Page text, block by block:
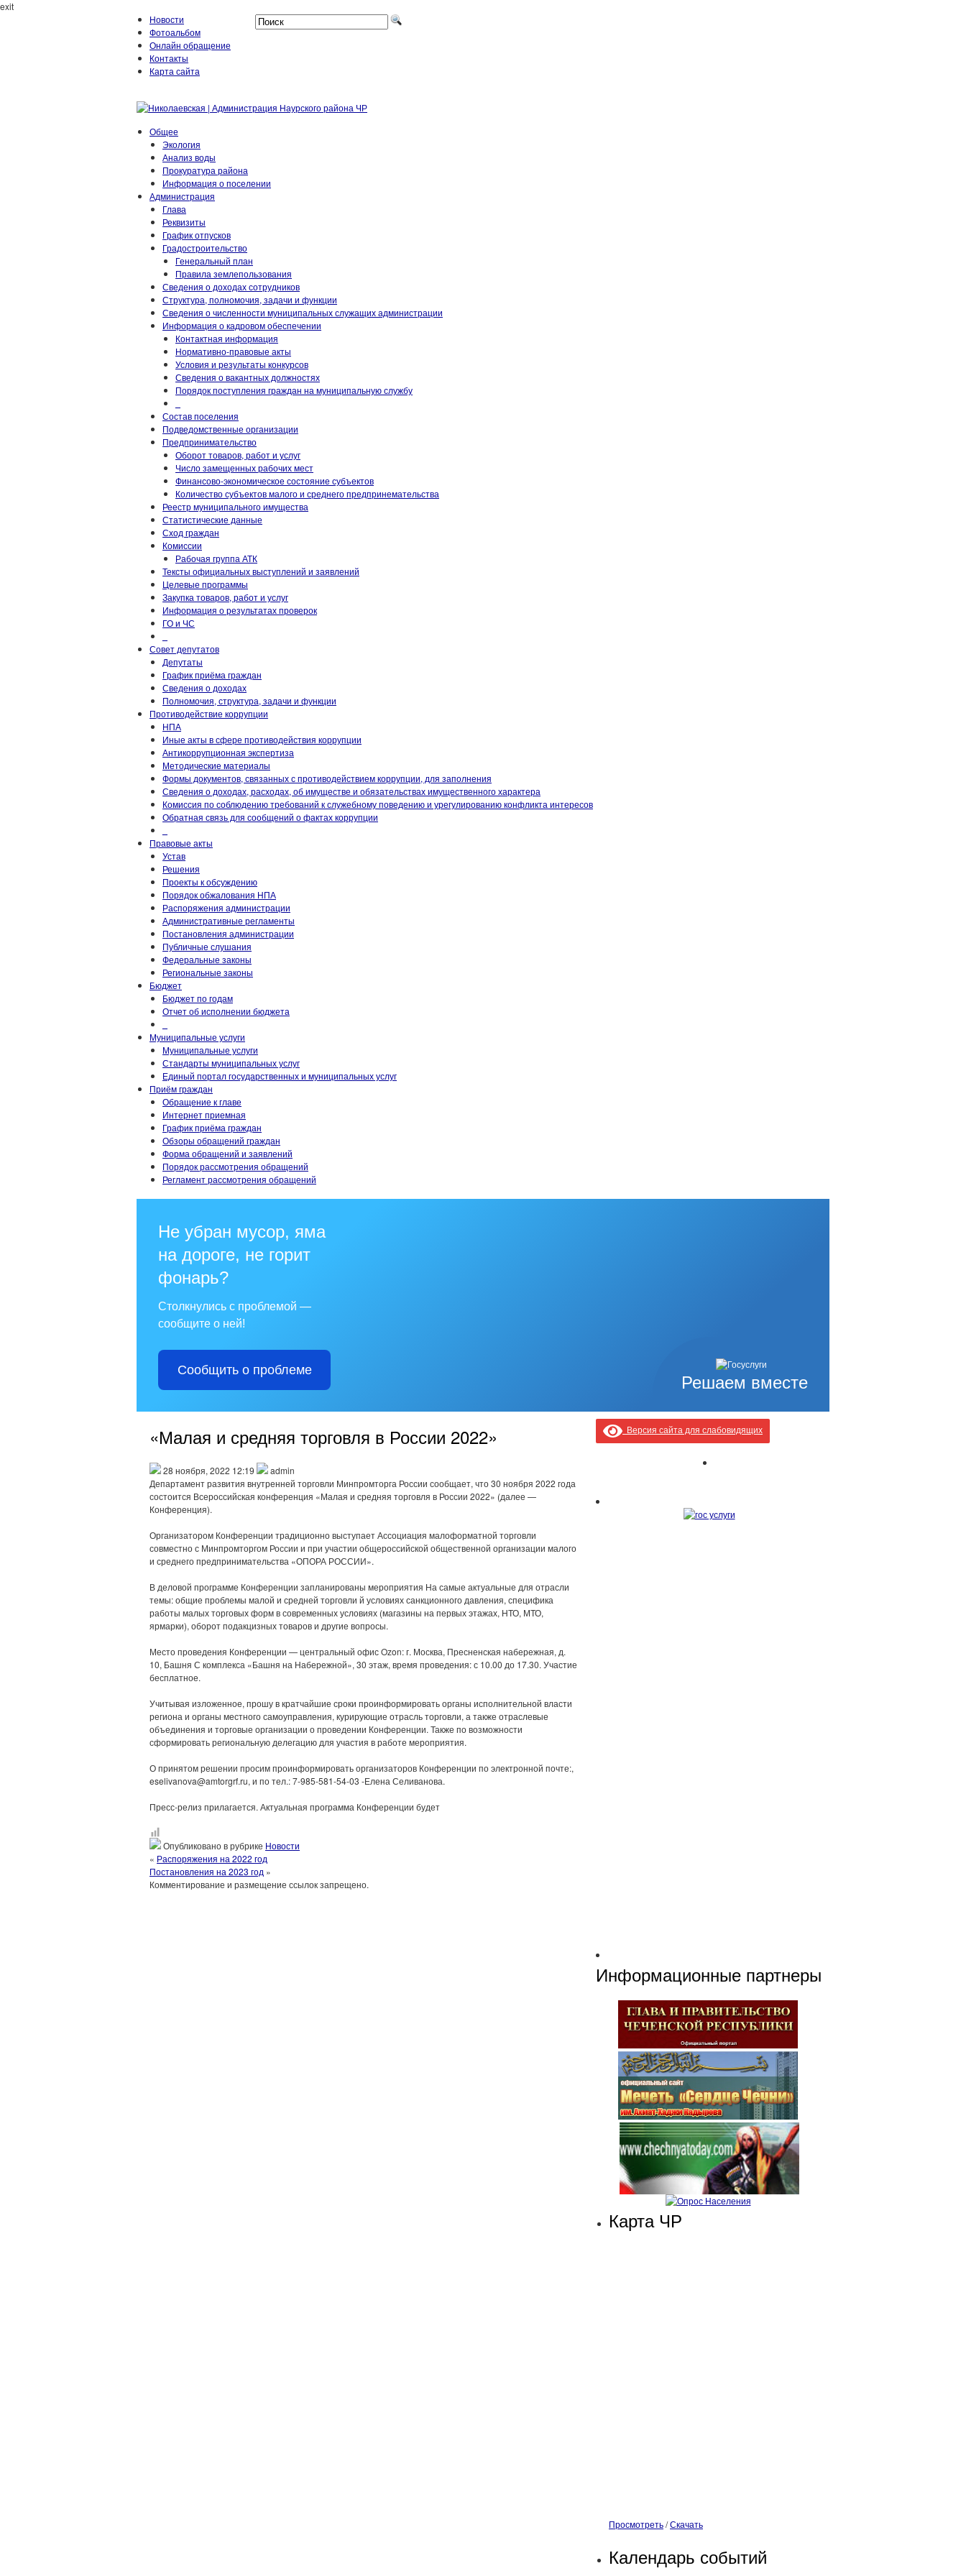
exit
Новости
Фотоальбом
Онлайн обращение
Контакты
Карта сайта
Общее
Экология
Анализ воды
Прокуратура района
Информация о поселении
Администрация
Глава
Реквизиты
График отпусков
Градостроительство
Генеральный план
Правила землепользования
Сведения о доходах сотрудников
Структура, полномочия, задачи и функции
Сведения о численности муниципальных служащих администрации
Информация о кадровом обеспечении
Контактная информация
Нормативно-правовые акты
Условия и результаты конкурсов
Сведения о вакантных должностях
Порядок поступления граждан на муниципальную службу
Состав поселения
Подведомственные организации
Предпринимательство
Оборот товаров, работ и услуг
Число замещенных рабочих мест
Финансово-экономическое состояние субъектов
Количество субъектов малого и среднего предпринемательства
Реестр муниципального имущества
Статистические данные
Сход граждан
Комиссии
Рабочая группа АТК
Тексты официальных выступлений и заявлений
Целевые программы
Закупка товаров, работ и услуг
Информация о результатах проверок
ГО и ЧС
Совет депутатов
Депутаты
График приёма граждан
Сведения о доходах
Полномочия, структура, задачи и функции
Противодействие коррупции
НПА
Иные акты в сфере противодействия коррупции
Антикоррупционная экспертиза
Методические материалы
Формы документов, связанных с противодействием коррупции, для заполнения
Сведения о доходах, расходах, об имуществе и обязательствах имущественного характера
Комиссия по соблюдению требований к служебному поведению и урегулированию конфликта интересов
Обратная связь для сообщений о фактах коррупции
Правовые акты
Устав
Решения
Проекты к обсуждению
Порядок обжалования НПА
Распоряжения администрации
Административные регламенты
Постановления администрации
Публичные слушания
Федеральные законы
Региональные законы
Бюджет
Бюджет по годам
Отчет об исполнении бюджета
Муниципальные услуги
Муниципальные услуги
Стандарты муниципальных услуг
Единый портал государственных и муниципальных услуг
Приём граждан
Обращение к главе
Интернет приемная
График приёма граждан
Обзоры обращений граждан
Форма обращений и заявлений
Порядок рассмотрения обращений
Регламент рассмотрения обращений
Решаем вместе
Не убран мусор, яма
на дороге, не горит
фонарь?
Столкнулись с проблемой —
сообщите о ней!
Сообщить о проблеме
«Малая и средняя торговля в России 2022»
28 ноября, 2022 12:19
admin
Департамент развития внутренней торговли Минпромторга России сообщает, что 30 ноября 2022 года
состоится Всероссийская конференция «Малая и средняя торговля в России 2022» (далее —
Конференция).
Организатором Конференции традиционно выступает Ассоциация малоформатной торговли
совместно с Минпромторгом России и при участии общероссийской общественной организации малого
и среднего предпринимательства «ОПОРА РОССИИ».
В деловой программе Конференции запланированы мероприятия На самые актуальные для отрасли
темы: общие проблемы малой и средней торговли й условиях санкционного давления, специфика
работы малых торговых форм в современных условиях (магазины на первых этажах, НТО, МТО,
ярмарки), оборот подакцизных товаров и другие вопросы.
Место проведения Конференции — центральный офис Ozon: г. Москва, Пресненская набережная, д.
10, Башня С комплекса «Башня на Набережной», 30 этаж, время проведения: с 10.00 до 17.30. Участие
бесплатное.
Учитывая изложенное, прошу в кратчайшие сроки проинформировать органы исполнительной власти
региона и органы местного самоуправления, курирующие отрасль торговли, а также отраслевые
объединения и торговые организации о проведении Конференции. Также по возможности
сформировать региональную делегацию для участия в работе мероприятия.
О принятом решении просим проинформировать организаторов Конференции по электронной почте:,
eselivanova@amtorgrf.ru, и по тел.: 7-985-581-54-03 -Елена Селиванова.
Пресс-релиз прилагается. Актуальная программа Конференции будет
Опубликовано в рубрике Новости
« Распоряжения на 2022 год
Постановления на 2023 год »
Комментирование и размещение ссылок запрещено.
Версия сайта для слабовидящих
Информационные партнеры
Карта ЧР
Просмотреть/Скачать
Календарь событий